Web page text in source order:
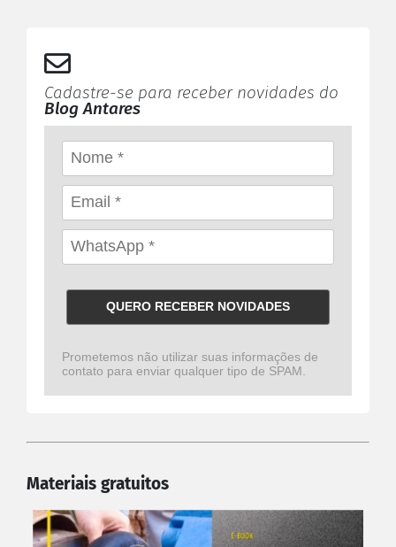
Cadastre-se para receber novidades do
Blog Antares
QUERO RECEBER NOVIDADES
Prometemos não utilizar suas informações de
contato para enviar qualquer tipo de SPAM.
Materiais gratuitos